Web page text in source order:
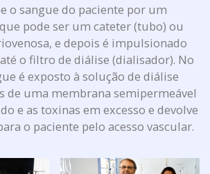
o sangue do paciente por um
pode ser um cateter (tubo) ou
e depois é impulsionado
o filtro de diálise (dialisador). No
é exposto à solução de diálise
de uma membrana semipermeável
e as toxinas em excesso e devolve
o paciente pelo acesso vascular.